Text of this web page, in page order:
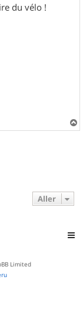
du vélo !
a
Aller
Limited